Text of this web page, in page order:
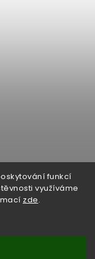
funkcí
využíváme
zde.